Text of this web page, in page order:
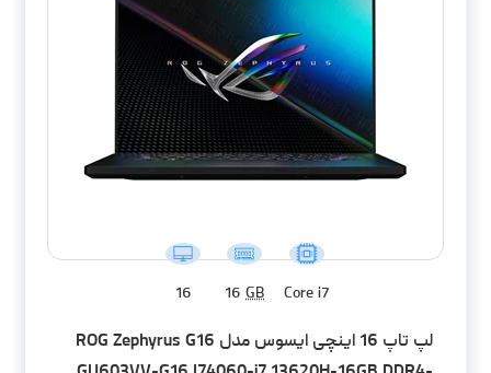
Core i7
16 GB
16
لپ تاپ 16 اینچی ایسوس مدل ROG Zephyrus G16
GU603VV-G16.I74060-i7 13620H-16GB DDR4-